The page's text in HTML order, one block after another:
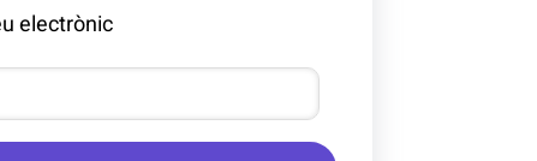
electrònic